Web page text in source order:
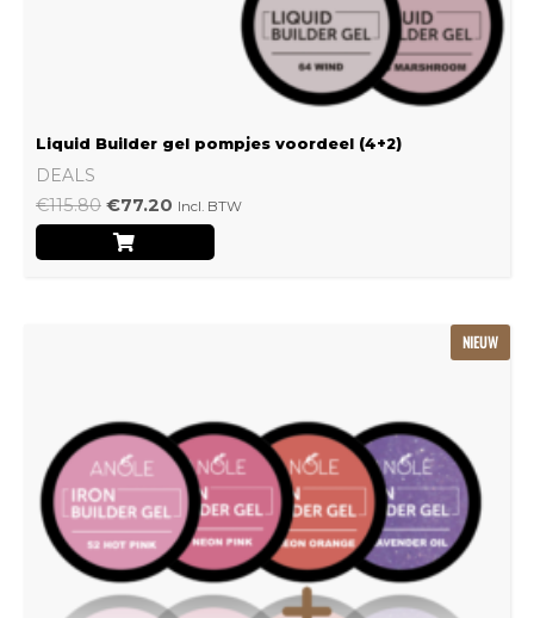
Liquid Builder gel pompjes voordeel (4+2)
DEALS
€115.80 €77.20 Incl. BTW
NIEUW